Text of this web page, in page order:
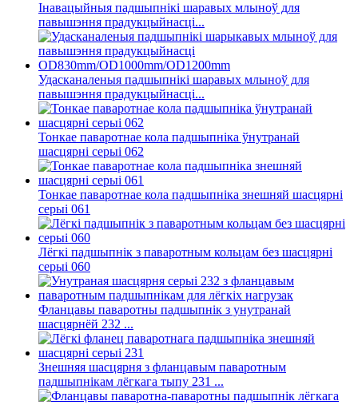
Інавацыйныя падшыпнікі шаравых млыноў для
павышэння прадукцыйнасці...
Удасканаленыя падшыпнікі шаравых млыноў для
павышэння прадукцыйнасці...
Тонкае паваротнае кола падшыпніка ўнутранай
шасцярні серыі 062
Тонкае паваротнае кола падшыпніка знешняй шасцярні
серыі 061
Лёгкі падшыпнік з паваротным кольцам без шасцярні
серыі 060
Фланцавы паваротны падшыпнік з унутранай
шасцярнёй 232 ...
Знешняя шасцярня з фланцавым паваротным
падшыпнікам лёгкага тыпу 231 ...